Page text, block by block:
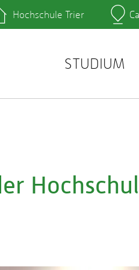
Webmail
Hochschule Trier
STUDIUM